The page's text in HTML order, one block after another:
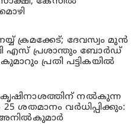
ക്രമക്കേട്; ദേവസ്വം മുന്‍
എസ് പ്രശാന്തും ബോര്‍ഡ്
പ്രതി പട്ടികയിൽ
കൃഷിനാശത്തിന് നല്‍കുന്ന
ശതമാനം വര്‍ധിപ്പിക്കും:
അനില്‍കുമാര്‍